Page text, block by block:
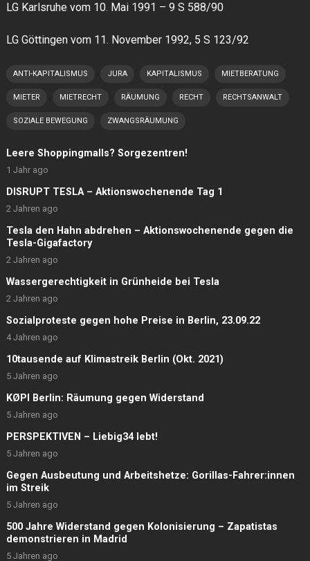
LG Karlsruhe vom 10. Mai 1991 – 9 S 588/90
LG Göttingen vom 11. November 1992, 5 S 123/92
ANTI-KAPITALISMUS JURA KAPITALISMUS MIETBERATUNG
MIETER MIETRECHT RÄUMUNG RECHT RECHTSANWALT
SOZIALE BEWEGUNG ZWANGSRÄUMUNG
Leere Shoppingmalls? Sorgezentren!
1 Jahr ago
DISRUPT TESLA – Aktionswochenende Tag 1
2 Jahren ago
Tesla den Hahn abdrehen – Aktionswochenende gegen die
Tesla-Gigafactory
2 Jahren ago
Wassergerechtigkeit in Grünheide bei Tesla
2 Jahren ago
Sozialproteste gegen hohe Preise in Berlin, 23.09.22
4 Jahren ago
10tausende auf Klimastreik Berlin (Okt. 2021)
5 Jahren ago
KØPI Berlin: Räumung gegen Widerstand
5 Jahren ago
PERSPEKTIVEN – Liebig34 lebt!
5 Jahren ago
Gegen Ausbeutung und Arbeitshetze: Gorillas-Fahrer:innen
im Streik
5 Jahren ago
500 Jahre Widerstand gegen Kolonisierung – Zapatistas
demonstrieren in Madrid
5 Jahren ago